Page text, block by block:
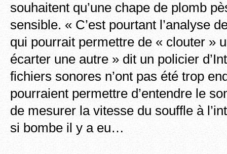
souhaitent qu’une chape de plomb
sensible. « C’est pourtant l’analyse
qui pourrait permettre de « clouter »
écarter une autre » dit un policier
fichiers sonores n’ont pas été trop
pourraient permettre d’entendre le
de mesurer la vitesse du souffle à
si bombe il y a eu…